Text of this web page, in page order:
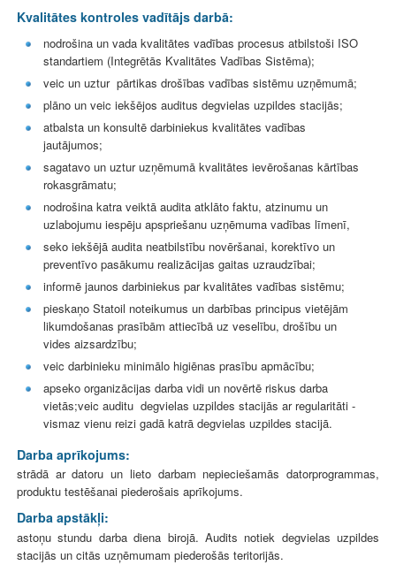
Kvalitātes kontroles vadītājs darbā:
nodrošina un vada kvalitātes vadības procesus atbilstoši ISO
standartiem (Integrētās Kvalitātes Vadības Sistēma);
veic un uztur pārtikas drošības vadības sistēmu uzņēmumā;
plāno un veic iekšējos auditus degvielas uzpildes stacijās;
atbalsta un konsultē darbiniekus kvalitātes vadības
jautājumos;
sagatavo un uztur uzņēmumā kvalitātes ievērošanas kārtības
rokasgrāmatu;
nodrošina katra veiktā audita atklāto faktu, atzinumu un
uzlabojumu iespēju apspriešanu uzņēmuma vadības līmenī,
seko iekšējā audita neatbilstību novēršanai, korektīvo un
preventīvo pasākumu realizācijas gaitas uzraudzībai;
informē jaunos darbiniekus par kvalitātes vadības sistēmu;
pieskaņo Statoil noteikumus un darbības principus vietējām
likumdošanas prasībām attiecībā uz veselību, drošību un
vides aizsardzību;
veic darbinieku minimālo higiēnas prasību apmācību;
apseko organizācijas darba vidi un novērtē riskus darba
vietās;veic auditu degvielas uzpildes stacijās ar regularitāti -
vismaz vienu reizi gadā katrā degvielas uzpildes stacijā.
Darba aprīkojums:
strādā ar datoru un lieto darbam nepieciešamās datorprogrammas,
produktu testēšanai piederošais aprīkojums.
Darba apstākļi:
astoņu stundu darba diena birojā. Audits notiek degvielas uzpildes
stacijās un citās uzņēmumam piederošās teritorijās.